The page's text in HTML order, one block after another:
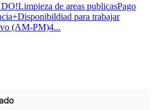
de areas publicasPago
para trabajar
(AM-PM)4...